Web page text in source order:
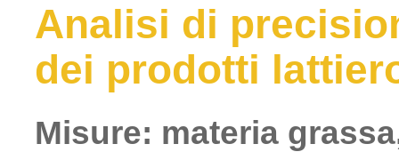
Analisi di
dei prodotti
Misure: materia